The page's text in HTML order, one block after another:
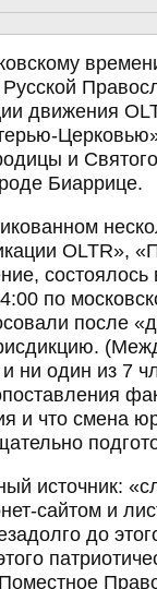
движения
и
Биаррице.
OLTR»,
состоялось
по
после
ни один из 7
и что смена
источник:
сайтом и
до